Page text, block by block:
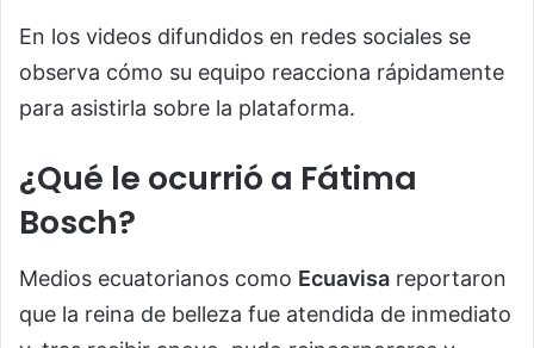
En los videos difundidos en redes sociales se
observa cómo su equipo reacciona rápidamente
para asistirla sobre la plataforma.
¿Qué le ocurrió a Fátima
Bosch?
Medios ecuatorianos como Ecuavisa reportaron
que la reina de belleza fue atendida de inmediato